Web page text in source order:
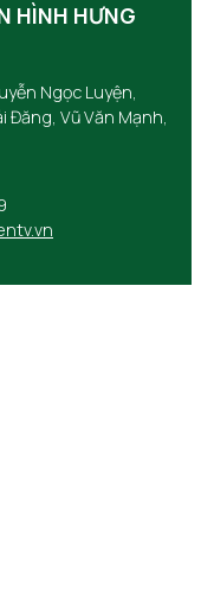
HÌNH HƯNG
Ngọc Luyện,
Đăng, Vũ Văn Mạnh,